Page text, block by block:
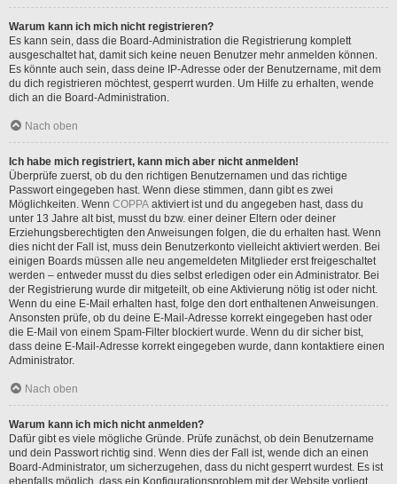
Warum kann ich mich nicht registrieren?
Es kann sein, dass die Board-Administration die Registrierung komplett
ausgeschaltet hat, damit sich keine neuen Benutzer mehr anmelden können.
Es könnte auch sein, dass deine IP-Adresse oder der Benutzername, mit dem
du dich registrieren möchtest, gesperrt wurden. Um Hilfe zu erhalten, wende
dich an die Board-Administration.
Nach oben
Ich habe mich registriert, kann mich aber nicht anmelden!
Überprüfe zuerst, ob du den richtigen Benutzernamen und das richtige
Passwort eingegeben hast. Wenn diese stimmen, dann gibt es zwei
Möglichkeiten. Wenn COPPA aktiviert ist und du angegeben hast, dass du
unter 13 Jahre alt bist, musst du bzw. einer deiner Eltern oder deiner
Erziehungsberechtigten den Anweisungen folgen, die du erhalten hast. Wenn
dies nicht der Fall ist, muss dein Benutzerkonto vielleicht aktiviert werden. Bei
einigen Boards müssen alle neu angemeldeten Mitglieder erst freigeschaltet
werden – entweder musst du dies selbst erledigen oder ein Administrator. Bei
der Registrierung wurde dir mitgeteilt, ob eine Aktivierung nötig ist oder nicht.
Wenn du eine E-Mail erhalten hast, folge den dort enthaltenen Anweisungen.
Ansonsten prüfe, ob du deine E-Mail-Adresse korrekt eingegeben hast oder
die E-Mail von einem Spam-Filter blockiert wurde. Wenn du dir sicher bist,
dass deine E-Mail-Adresse korrekt eingegeben wurde, dann kontaktiere einen
Administrator.
Nach oben
Warum kann ich mich nicht anmelden?
Dafür gibt es viele mögliche Gründe. Prüfe zunächst, ob dein Benutzername
und dein Passwort richtig sind. Wenn dies der Fall ist, wende dich an einen
Board-Administrator, um sicherzugehen, dass du nicht gesperrt wurdest. Es ist
ebenfalls möglich, dass ein Konfigurationsproblem mit der Website vorliegt,